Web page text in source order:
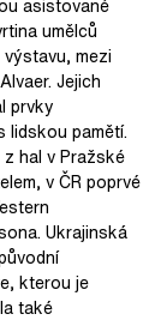
asistované
umělců
výstavu, mezi
Jejich
prvky
lidskou pamětí.
z hal v Pražské
v ČR poprvé
Ukrajinská
kterou je
také